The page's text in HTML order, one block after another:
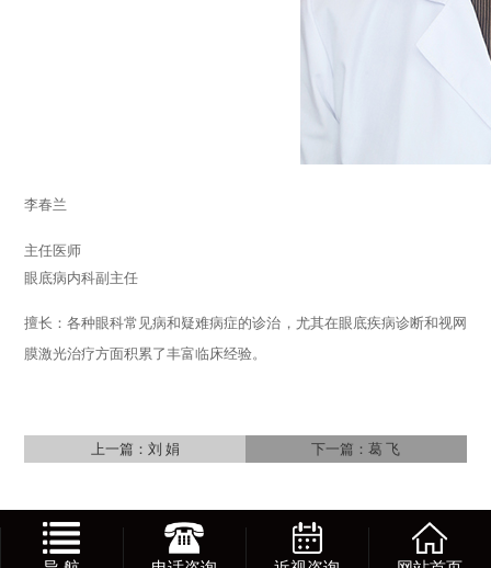
李春兰
主任医师
眼底病内科副主任
擅长：各种眼科常见病和疑难病症的诊治，尤其在眼底疾病诊断和视网
膜激光治疗方面积累了丰富临床经验。
上一篇： 刘 娟 下一篇：葛 飞